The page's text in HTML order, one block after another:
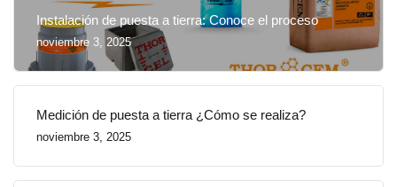
Instalación de puesta a tierra: Conoce el proceso
noviembre 3, 2025
Medición de puesta a tierra ¿Cómo se realiza?
noviembre 3, 2025